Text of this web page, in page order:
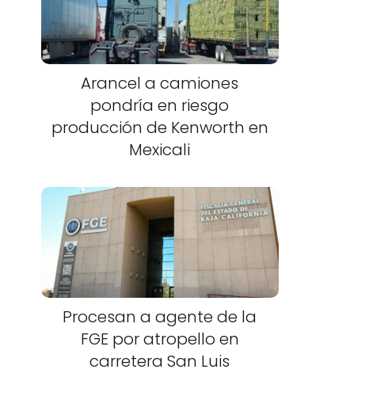
Arancel a camiones
pondría en riesgo
producción de Kenworth en
Mexicali
Procesan a agente de la
FGE por atropello en
carretera San Luis